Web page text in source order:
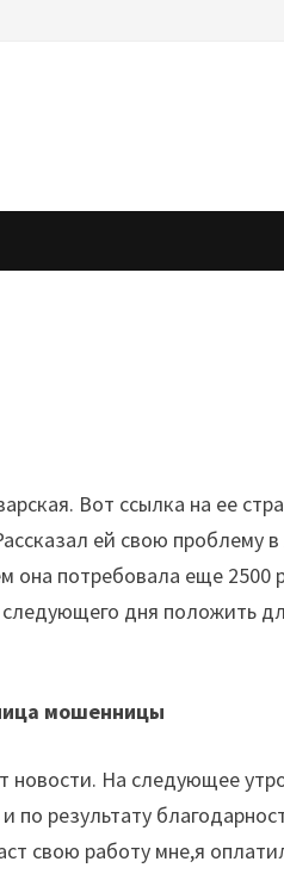
Вот ссылка на ее
ей свою проблему
потребовала еще 2500
дня положить
мошенницы
На следующее
по результату
свою работу мне,я